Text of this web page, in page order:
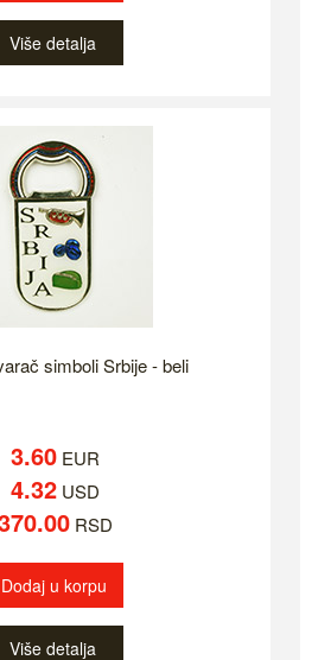
Više detalja
simboli Srbije - beli
3.60 EUR
4.32 USD
RSD
Dodaj u korpu
Više detalja